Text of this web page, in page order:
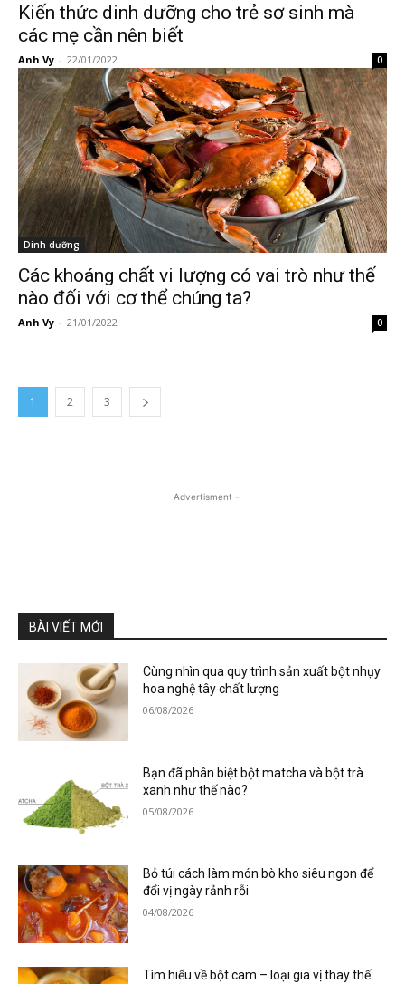
Kiến thức dinh dưỡng cho trẻ sơ sinh mà
các mẹ cần nên biết
Anh Vy - 22/01/2022 0
Dinh dưỡng
Các khoáng chất vi lượng có vai trò như thế
nào đối với cơ thể chúng ta?
Anh Vy - 21/01/2022 0
1 2 3
- Advertisment -
BÀI VIẾT MỚI
Cùng nhìn qua quy trình sản xuất bột nhụy
hoa nghệ tây chất lượng
06/08/2026
Bạn đã phân biệt bột matcha và bột trà
xanh như thế nào?
05/08/2026
Bỏ túi cách làm món bò kho siêu ngon để
đổi vị ngày rảnh rỗi
04/08/2026
Tìm hiểu về bột cam – loại gia vị thay thế